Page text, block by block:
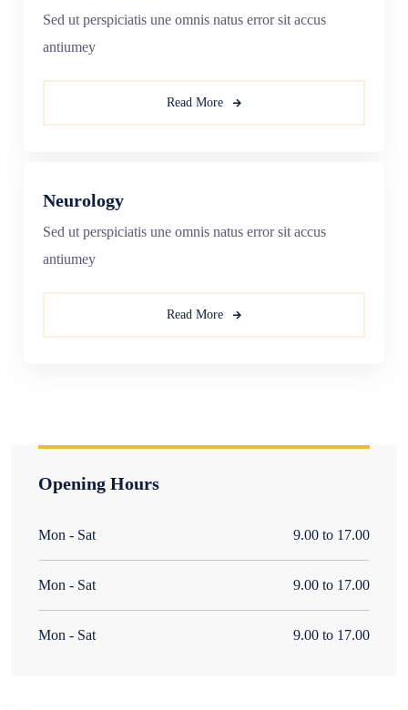
Sed ut perspiciatis une omnis natus error sit accus
antiumey
Read More
Neurology
Sed ut perspiciatis une omnis natus error sit accus
antiumey
Read More
Opening Hours
Mon - Sat 9.00 to 17.00
Mon - Sat 9.00 to 17.00
Mon - Sat 9.00 to 17.00